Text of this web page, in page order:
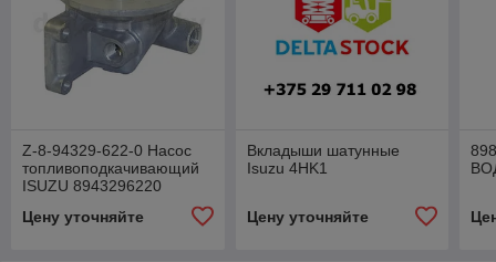
Z-8-94329-622-0 Насос
топливоподкачивающий
ISUZU 8943296220
Цену уточняйте
Вкладыши шатунные
Isuzu 4HK1
Цену уточняйте